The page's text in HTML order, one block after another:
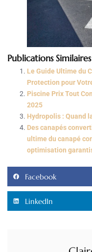
Publications
Le Guide Ultime du
Protection pour
Piscine Prix Tout
2025
Hydropolis : Quand
Des canapés
ultime du canapé
optimisation
Facebook
LinkedIn